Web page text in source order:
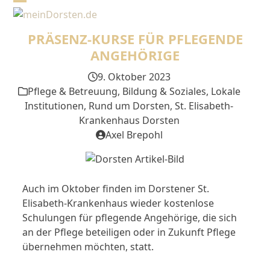
Skip
content
Open
mobile
Close
mobile
PRÄSENZ-KURSE FÜR PFLEGENDE
ANGEHÖRIGE
9. Oktober 2023
Pflege & Betreuung, Bildung & Soziales, Lokale
Institutionen, Rund um Dorsten, St. Elisabeth-
Krankenhaus Dorsten
Axel Brepohl
Auch im Oktober finden im Dorstener St.
Elisabeth-Krankenhaus wieder kostenlose
Schulungen für pflegende Angehörige, die sich
an der Pflege beteiligen oder in Zukunft Pflege
übernehmen möchten, statt.